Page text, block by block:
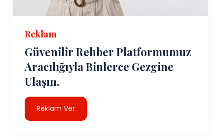
Reklam
Güvenilir Rehber Platformumuz
Aracılığıyla Binlerce Gezgine
Ulaşın.
Reklam Ver